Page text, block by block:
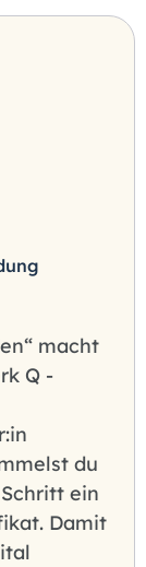
macht
Q -
du
ein
Damit